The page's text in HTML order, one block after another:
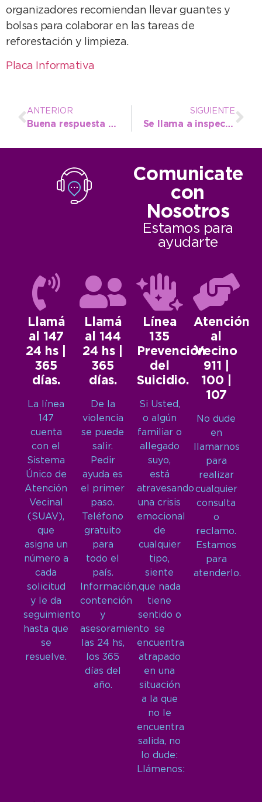
organizadores recomiendan llevar guantes y
bolsas para colaborar en las tareas de
reforestación y limpieza.
Placa Informativa
ANTERIOR
Buena respuesta de los vecinos a la jornada de vacunación antirrábica en la plaza del centro
SIGUIENTE
Se llama a inspección obligatoria de taxis correspondiente al último trimestre del año
Comunicate
con
Nosotros
Estamos para
ayudarte
Llamá
al 147
24 hs |
365
días.
La línea
147
cuenta
con el
Sistema
Único de
Atención
Vecinal
(SUAV),
que
asigna un
número a
cada
solicitud
y le da
seguimiento
hasta que
se
resuelve.
Llamá
al 144
24 hs |
365
días.
De la
violencia
se puede
salir.
Pedir
ayuda es
el primer
paso.
Teléfono
gratuito
para
todo el
país.
Información,
contención
y
asesoramiento
las 24 hs,
los 365
días del
año.
Línea
135
Prevención
del
Suicidio.
Si Usted,
o algún
familiar o
allegado
suyo,
está
atravesando
una crisis
emocional
de
cualquier
tipo,
siente
que nada
tiene
sentido o
se
encuentra
atrapado
en una
situación
a la que
no le
encuentra
salida, no
lo dude:
Llámenos:
Atención
al
Vecino
911 |
100 |
107
No dude
en
llamarnos
para
realizar
cualquier
consulta
o
reclamo.
Estamos
para
atenderlo.